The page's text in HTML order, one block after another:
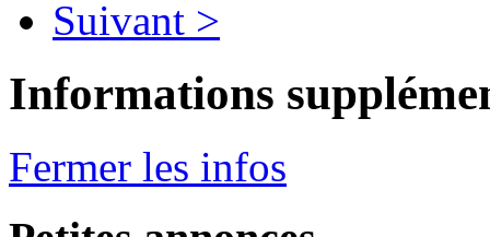
Suivant >
Informations
Fermer les infos